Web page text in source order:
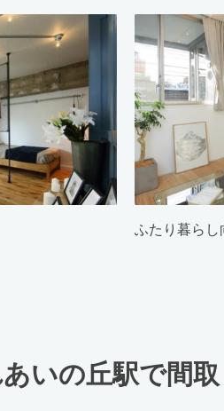
ふたり暮らし
いの丘駅で間